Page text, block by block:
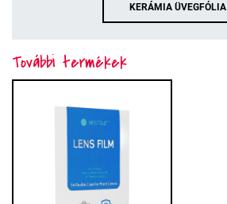
KERÁMIA ÜVEGFÓLIA
További termékek